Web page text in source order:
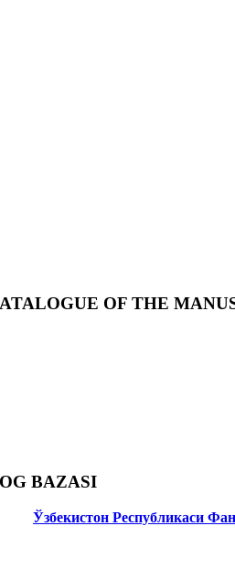
OF THE
BAZASI
Ўзбекистон Республикаси